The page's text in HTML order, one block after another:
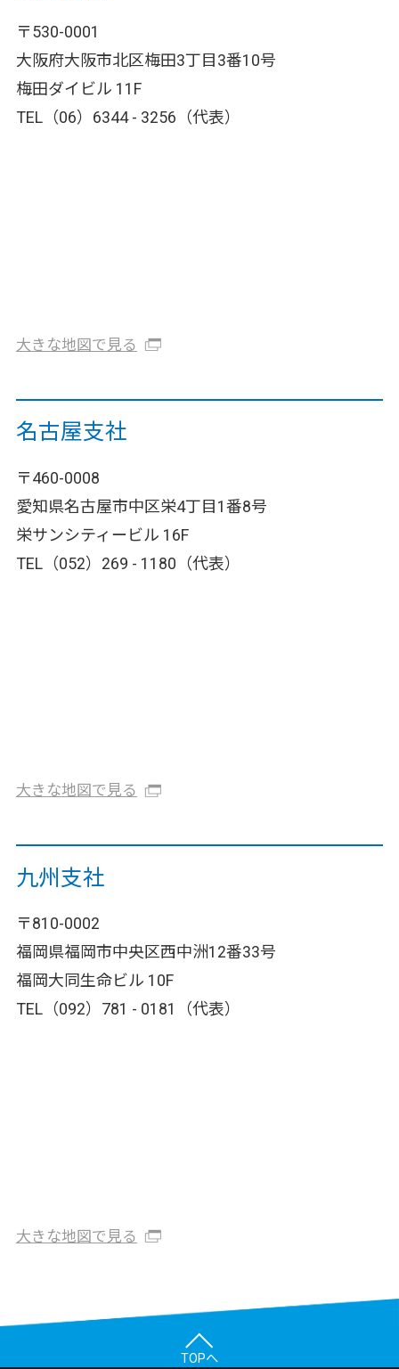
〒530-0001
大阪府大阪市北区梅田3丁目3番10号
梅田ダイビル 11F
TEL（06）6344 - 3256（代表）
大きな地図で見る
名古屋支社
〒460-0008
愛知県名古屋市中区栄4丁目1番8号
栄サンシティービル 16F
TEL（052）269 - 1180（代表）
大きな地図で見る
九州支社
〒810-0002
福岡県福岡市中央区西中洲12番33号
福岡大同生命ビル 10F
TEL（092）781 - 0181（代表）
大きな地図で見る
TOPへ